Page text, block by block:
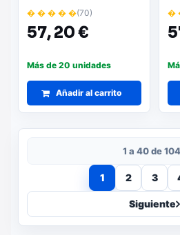
Reversibles y Luz - 50W
- Funcionamiento
Silencioso - Modo
Velocidades - Aspas de
Madera Clara - Acero
Inoxidable
� � � � �(70)
57,20 €
Más de 20 unidades
Añadir al carrito
-
-
�
1 a 40 de
1 2 3
Siguiente